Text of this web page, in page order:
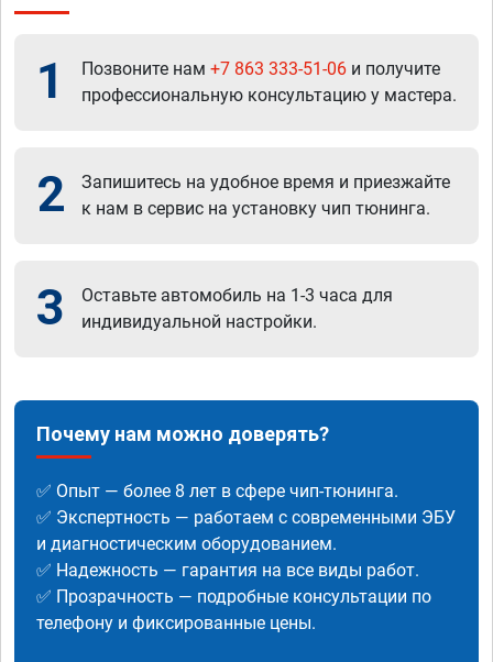
1 Позвоните нам +7 863 333-51-06 и получите
профессиональную консультацию у мастера.
2
Запишитесь на удобное время и приезжайте
к нам в сервис на установку чип тюнинга.
3
Оставьте автомобиль на 1-3 часа для
индивидуальной настройки.
Почему нам можно доверять?
✅ Опыт — более 8 лет в сфере чип-тюнинга.
✅ Экспертность — работаем с современными ЭБУ
и диагностическим оборудованием.
✅ Надежность — гарантия на все виды работ.
✅ Прозрачность — подробные консультации по
телефону и фиксированные цены.